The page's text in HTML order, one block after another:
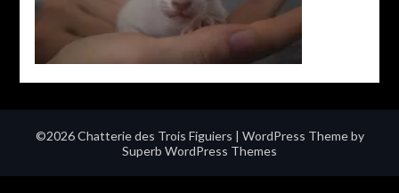
©2026 Chatterie des Trois Figuiers | WordPress Theme by
Superb WordPress Themes